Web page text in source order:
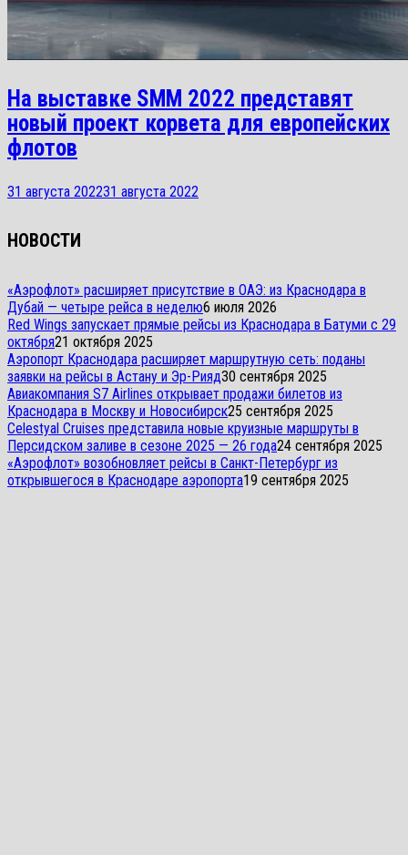
На выставке SMM 2022 представят
новый проект корвета для европейских
флотов
31 августа 202231 августа 2022
НОВОСТИ
«Аэрофлот» расширяет присутствие в ОАЭ: из Краснодара в
Дубай — четыре рейса в неделю6 июля 2026
Red Wings запускает прямые рейсы из Краснодара в Батуми с 29
октября21 октября 2025
Аэропорт Краснодара расширяет маршрутную сеть: поданы
заявки на рейсы в Астану и Эр-Рияд30 сентября 2025
Авиакомпания S7 Airlines открывает продажи билетов из
Краснодара в Москву и Новосибирск25 сентября 2025
Celestyal Cruises представила новые круизные маршруты в
Персидском заливе в сезоне 2025 — 26 года24 сентября 2025
«Аэрофлот» возобновляет рейсы в Санкт-Петербург из
открывшегося в Краснодаре аэропорта19 сентября 2025